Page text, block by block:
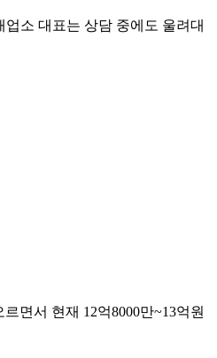
소 대표는 상담 중에도 울려대
면서 현재 12억8000만~13억원